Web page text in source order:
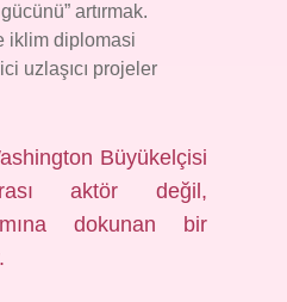
artırmak.
iklim diplomasi
uzlaşıcı projeler
Büyükelçisi
aktör değil,
dokunan bir